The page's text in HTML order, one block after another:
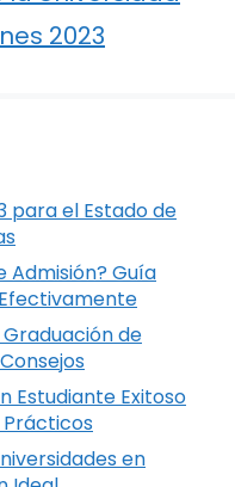
2023
para el Estado de
Admisión? Guía
de
Estudiante Exitoso
Prácticos
en